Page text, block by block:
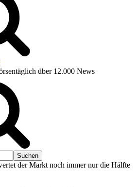
über 12.000 News
der Markt noch immer nur die Hälfte